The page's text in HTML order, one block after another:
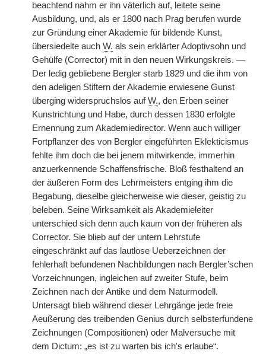
beachtend nahm er ihn väterlich auf, leitete seine
Ausbildung, und, als er 1800 nach Prag berufen wurde
zur Gründung einer Akademie für bildende Kunst,
übersiedelte auch W. als sein erklärter Adoptivsohn und
Gehülfe (Corrector) mit in den neuen Wirkungskreis. —
Der ledig gebliebene Bergler starb 1829 und die ihm von
den adeligen Stiftern der Akademie erwiesene Gunst
überging widerspruchslos aufW., den Erben seiner
Kunstrichtung und Habe, durch dessen 1830 erfolgte
Ernennung zum Akademiedirector. Wenn auch williger
Fortpflanzer des von Bergler eingeführten Eklekticismus
fehlte ihm doch die bei jenem mitwirkende, immerhin
anzuerkennende Schaffensfrische. Bloß festhaltend an
der äußeren Form des Lehrmeisters entging ihm die
Begabung, dieselbe gleicherweise wie dieser, geistig zu
beleben. Seine Wirksamkeit als Akademieleiter
unterschied sich denn auch kaum von der früheren als
Corrector. Sie blieb auf der untern Lehrstufe
eingeschränkt auf das lautlose Ueberzeichnen der
fehlerhaft befundenen Nachbildungen nach Bergler’schen
Vorzeichnungen, ingleichen auf zweiter Stufe, beim
Zeichnen nach der Antike und dem Naturmodell.
Untersagt blieb während dieser Lehrgänge jede freie
Aeußerung des treibenden Genius durch selbsterfundene
Zeichnungen (Compositionen) oder Malversuche mit
dem Dictum: „es ist zu warten bis ich's erlaube“.